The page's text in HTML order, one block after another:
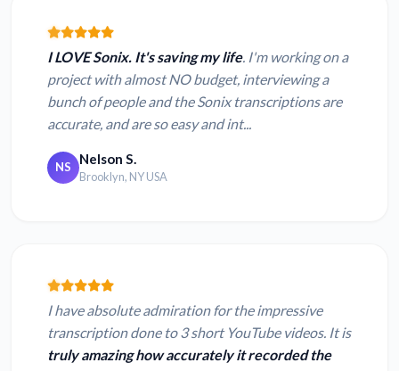
I LOVE Sonix. It's saving my life. I'm working on a
project with almost NO budget, interviewing a
bunch of people and the Sonix transcriptions are
accurate, and are so easy and int...
NS Nelson S.
Brooklyn, NY USA
I have absolute admiration for the impressive
transcription done to 3 short YouTube videos. It is
truly amazing how accurately it recorded the